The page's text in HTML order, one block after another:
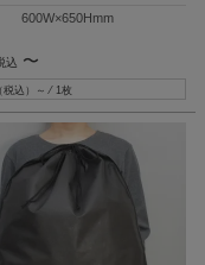
600W×650Hmm
込 〜
（税込）～ ⁄ 1枚